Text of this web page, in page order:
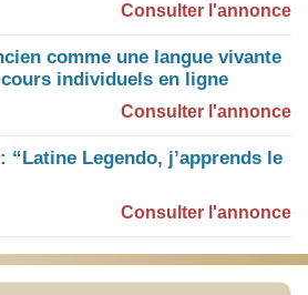
Consulter l'annonce
comme une langue vivante
individuels en ligne
Consulter l'annonce
“Latine Legendo, j’apprends le
Consulter l'annonce